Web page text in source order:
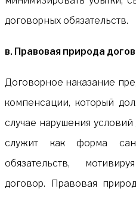
договорных обязательств.
в. Правовая природа
Договорное наказание
компенсации, который
случае нарушения условий
служит как форма
обязательств,
договор. Правовая